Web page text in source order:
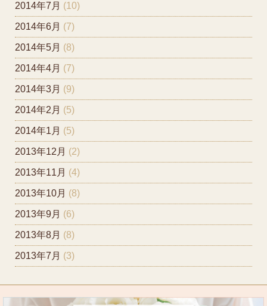
2014年7月 (10)
2014年6月 (7)
2014年5月 (8)
2014年4月 (7)
2014年3月 (9)
2014年2月 (5)
2014年1月 (5)
2013年12月 (2)
2013年11月 (4)
2013年10月 (8)
2013年9月 (6)
2013年8月 (8)
2013年7月 (3)